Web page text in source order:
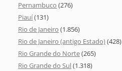
Pernambuco (276)
Piauí(131)
Rio de Janeiro (1.856)
Rio de Janeiro (antigo Estado)(428)
Rio Grande do Norte(265)
Rio Grande do Sul(1.318)